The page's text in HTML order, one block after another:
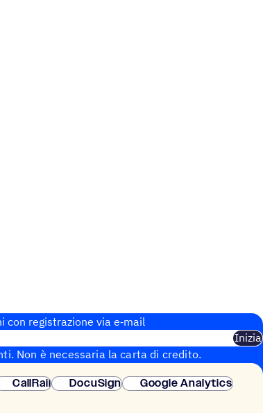
con regi­stra­zione via e‑mail
Inizia
Non è necessaria la carta di credito.
CallRail DocuSign
Google Analytics